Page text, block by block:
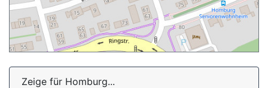
Zeige für Homburg...